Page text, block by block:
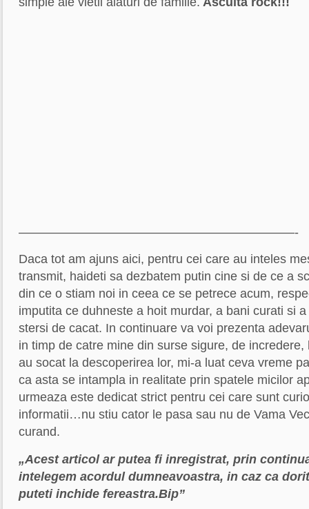
––––––––––––––––––––––––––––––––––––––––-
Daca tot am ajuns aici, pentru cei care au inteles
transmit, haideti sa dezbatem putin cine si de ce a
din ce o stiam noi in ceea ce se petrece acum,
imputita ce duhneste a hoit murdar, a bani curati si
stersi de cacat. In continuare va voi prezenta
in timp de catre mine din surse sigure, de
au socat la descoperirea lor, mi-a luat ceva vreme
ca asta se intampla in realitate prin spatele micilor
urmeaza este dedicat strict pentru cei care sunt
informatii…nu stiu cator le pasa sau nu de Vama
curand.
„Acest articol ar putea fi inregistrat, prin
intelegem acordul dumneavoastra, in caz ca
puteti inchide fereastra.Bip”